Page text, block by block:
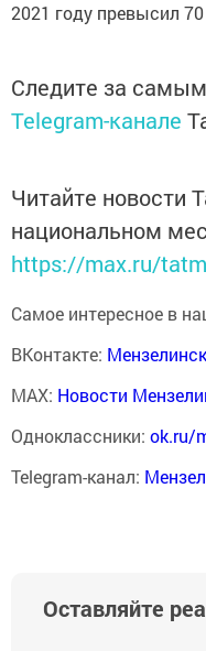
2021 году превысил
Следите за
Telegram-канале
Читайте новости
национальном
https://max.ru/
Самое интересное в
ВКонтакте:
MAX: Новости
Одноклассники: ok.ru/
Telegram-канал:
Оставляйте